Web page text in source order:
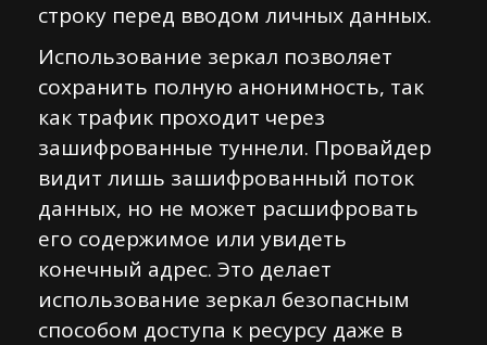
строку перед вводом личных данных.
Использование зеркал позволяет
сохранить полную анонимность, так
как трафик проходит через
зашифрованные туннели. Провайдер
видит лишь зашифрованный поток
данных, но не может расшифровать
его содержимое или увидеть
конечный адрес. Это делает
использование зеркал безопасным
способом доступа к ресурсу даже в